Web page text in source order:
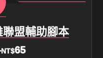
聯盟輔助腳本
NT$65